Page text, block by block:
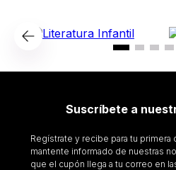
Suscríbete a
Regístrate y recibe para tu primera
mantente informado de nuestras
que el cupón llega a tu correo en